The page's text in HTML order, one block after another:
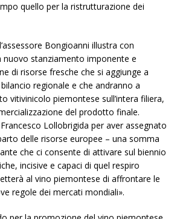
quello per la ristrutturazione dei
Bongioanni illustra con
nuovo stanziamento imponente e
di risorse fresche che si aggiunge a
regionale e che andranno a
vitivinicolo piemontese sull’intera filiera,
del prodotto finale.
Lollobrigida per aver assegnato
delle risorse europee – una somma
che ci consente di attivare sul biennio
incisive e capaci di quel respiro
al vino piemontese di affrontare le
regole dei mercati mondiali».